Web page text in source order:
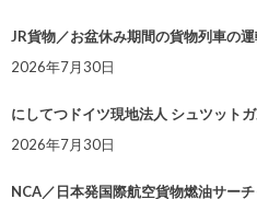
JR貨物／お盆休み期間の貨物列車の
2026年7月30日
にしてつドイツ現地法人 シュツット
2026年7月30日
NCA／日本発国際航空貨物燃油サー